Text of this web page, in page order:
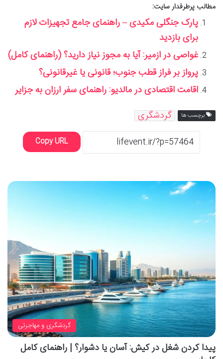
مطالب پرطرفدار سایت:
پارک جنگلی مکیدی – راهنمای جامع تجهیزات لازم
برای بازدید
غواصی در ازمیر: آیا به مجوز نیاز دارید؟ (راهنمای کامل)
پرواز بر فراز قطب جنوب؛ قانونی یا غیرقانونی؟
اقامت اقتصادی در مالدیو: راهنمای سفر ارزان به جزایر
برچسب ها گردشگری
Copy URL
گردشگری و مهاجرتی
پیدا کردن شغل در کیش: آسان یا دشوار؟ | راهنمای کامل